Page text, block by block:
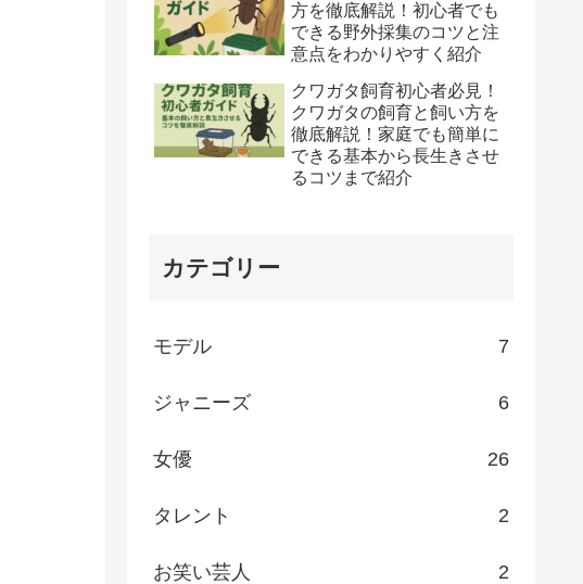
方を徹底解説！初心者でも
できる野外採集のコツと注
意点をわかりやすく紹介
クワガタ飼育初心者必見！
クワガタの飼育と飼い方を
徹底解説！家庭でも簡単に
できる基本から長生きさせ
るコツまで紹介
カテゴリー
モデル 7
ジャニーズ 6
女優 26
タレント 2
お笑い芸人 2